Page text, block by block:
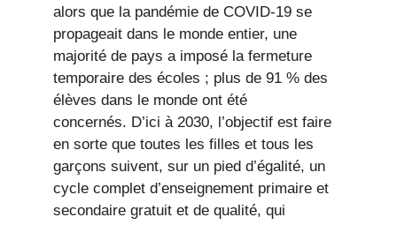
alors que la pandémie de COVID-19 se
propageait dans le monde entier, une
majorité de pays a imposé la fermeture
temporaire des écoles ; plus de 91 % des
élèves dans le monde ont été
concernés. D’ici à 2030, l’objectif est faire
en sorte que toutes les filles et tous les
garçons suivent, sur un pied d’égalité, un
cycle complet d’enseignement primaire et
secondaire gratuit et de qualité, qui